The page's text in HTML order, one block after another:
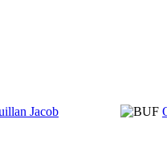
Jacob